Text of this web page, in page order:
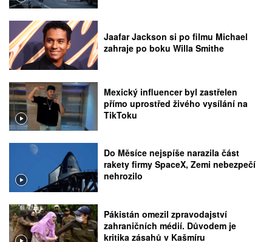
Jaafar Jackson si po filmu Michael
zahraje po boku Willa Smithe
Mexický influencer byl zastřelen
přímo uprostřed živého vysílání na
TikToku
Do Měsíce nejspíše narazila část
rakety firmy SpaceX, Zemi nebezpečí
nehrozilo
Pákistán omezil zpravodajství
zahraničních médií. Důvodem je
kritika zásahů v Kašmíru